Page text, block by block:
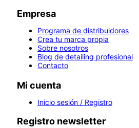
Empresa
Programa de distribuidores
Crea tu marca propia
Sobre nosotros
Blog de detailing profesional
Contacto
Mi cuenta
Inicio sesión / Registro
Registro newsletter